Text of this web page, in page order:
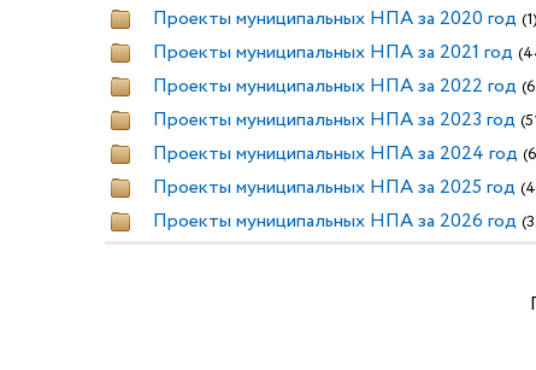
Проекты муниципальных НПА за 2020 год (1)
Проекты муниципальных НПА за 2021 год
Проекты муниципальных НПА за 2022 год
Проекты муниципальных НПА за 2023 год
Проекты муниципальных НПА за 2024 год
Проекты муниципальных НПА за 2025 год
Проекты муниципальных НПА за 2026 год